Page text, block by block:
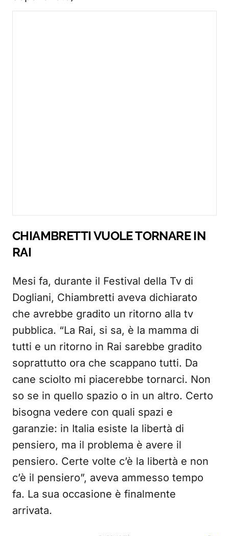
CHIAMBRETTI VUOLE TORNARE IN
RAI
Mesi fa, durante il Festival della Tv di
Dogliani, Chiambretti aveva dichiarato
che avrebbe gradito un ritorno alla tv
pubblica. “La Rai, si sa, è la mamma di
tutti e un ritorno in Rai sarebbe gradito
soprattutto ora che scappano tutti. Da
cane sciolto mi piacerebbe tornarci. Non
so se in quello spazio o in un altro. Certo
bisogna vedere con quali spazi e
garanzie: in Italia esiste la libertà di
pensiero, ma il problema è avere il
pensiero. Certe volte c’è la libertà e non
c’è il pensiero”, aveva ammesso tempo
fa. La sua occasione è finalmente
arrivata.